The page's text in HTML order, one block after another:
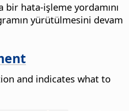
hata-işleme yordamını
yürütülmesini devam
and indicates what to